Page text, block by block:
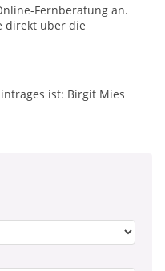
Fernberatung an.
direkt über die
ist: Birgit Mies